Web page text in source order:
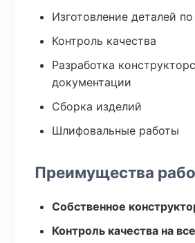
Изготовление деталей
Контроль качества
Разработка
документации
Сборка изделий
Шлифовальные работы
Преимущества
Собственное
Контроль качества на